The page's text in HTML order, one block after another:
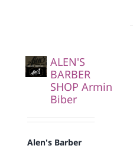
ALEN'S
BARBER
SHOP Armin
Biber
Alen's Barber